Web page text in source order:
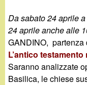
Da sabato 24 aprile
24 aprile anche alle
GANDINO,
L’antico
Saranno analizzate
Basilica, le chiese